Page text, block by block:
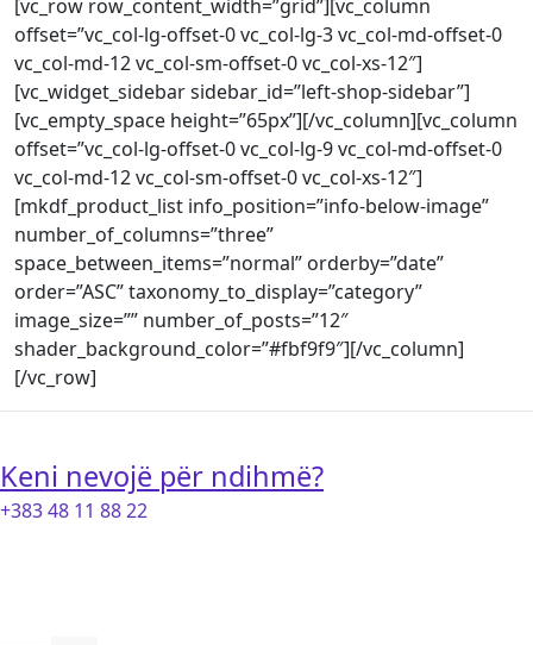
[vc_row row_content_width=”grid”][vc_column
offset=”vc_col-lg-offset-0 vc_col-lg-3 vc_col-md-offset-0
vc_col-md-12 vc_col-sm-offset-0 vc_col-xs-12″]
[vc_widget_sidebar sidebar_id=”left-shop-sidebar”]
[vc_empty_space height=”65px”][/vc_column][vc_column
offset=”vc_col-lg-offset-0 vc_col-lg-9 vc_col-md-offset-0
vc_col-md-12 vc_col-sm-offset-0 vc_col-xs-12″]
[mkdf_product_list info_position=”info-below-image”
number_of_columns=”three”
space_between_items=”normal” orderby=”date”
order=”ASC” taxonomy_to_display=”category”
image_size=”” number_of_posts=”12″
shader_background_color=”#fbf9f9″][/vc_column]
[/vc_row]
Keni nevojë për ndihmë?
+383 48 11 88 22